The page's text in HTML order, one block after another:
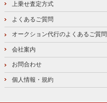
上乗せ査定方式
よくあるご質問
オークション代行のよくあるご質問
会社案内
お問合わせ
個人情報・規約